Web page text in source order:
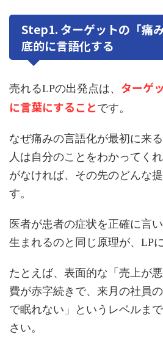
Step1. ターゲットの「痛
底的に言語化する
売れるLPの出発点は、 ターゲ
に言葉にすること です。
なぜ痛みの言語化が最初に来
人は自分のことをわかってく
がなければ、その先のどんな
す。
医者が患者の症状を正確に言
生まれるのと同じ原理が、LP
たとえば、表面的な「売上が
費が赤字続きで、来月の社員
で眠れない」というレベルま
さい。